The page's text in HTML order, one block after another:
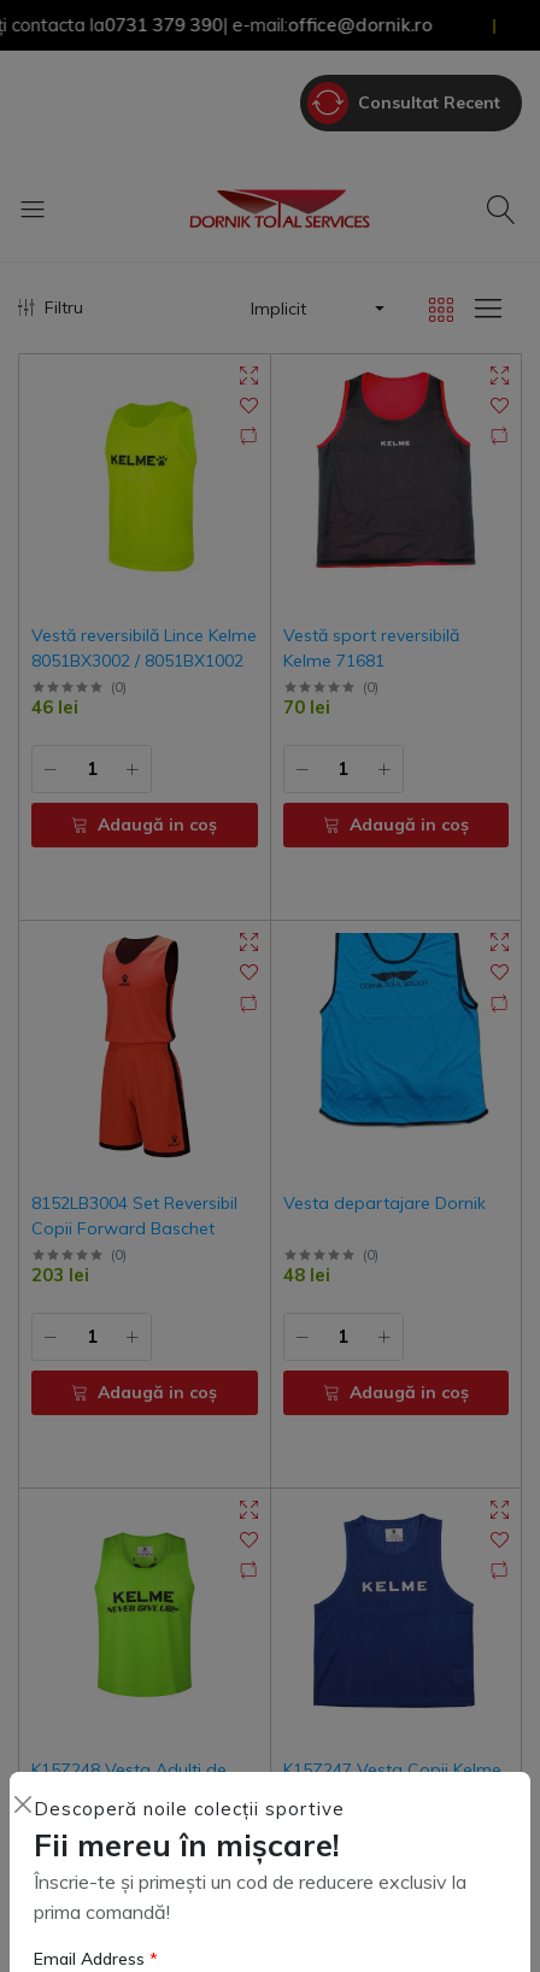
la0731 379 390| e-mail:office@dornik.ro
Descoperă noile colecții sportive
Fii mereu în mișcare!
Înscrie-te și primești un cod de reducere exclusiv la
prima comandă!
Email Address
Consultat Recent
Filtru Implicit
Vestă reversibilă Lince Kelme
8051BX3002 / 8051BX1002
(0)
46 lei
Adaugă in coş
Vestă sport reversibilă
Kelme 71681
(0)
70 lei
Adaugă in coş
8152LB3004 Set Reversibil
Copii Forward Baschet
(0)
203 lei
Adaugă in coş
Vesta departajare Dornik
(0)
48 lei
Adaugă in coş
K15Z248 Vesta Adulti de
49 lei
Adaugă in coş
K15Z247 Vesta Copii Kelme
49 lei